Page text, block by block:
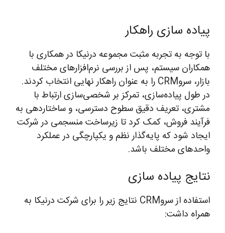
پیاده سازی راهکار
با توجه به تجربه مثبت مجموعه درنیکا در همکاری با
همکاران سیستم، پس از بررسی نرم‌افزارهای مختلف
بازار، سروCRM را به عنوان راهکار نهایی انتخاب کردند.
در طول پیاده‌سازی، تمرکز بر شخصی‌سازی ارتباط با
مشتری، تعریف دقیق سطوح دسترسی، و ساختاردهی به
فرآیند فروش، کمک کرد تا زیرساخت منسجمی در شرکت
ایجاد شود که پایه‌گذار نظم و یکپارچگی در عملکرد
واحدهای مختلف باشد.
نتایج پیاده سازی
استفاده از سروCRM نتایج زیر را برای شرکت درنیکا به
همراه داشت: